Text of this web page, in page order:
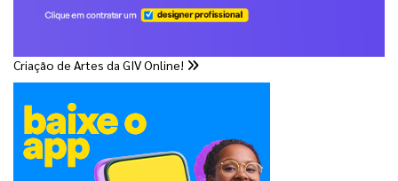
Criação de Artes da GIV Online!